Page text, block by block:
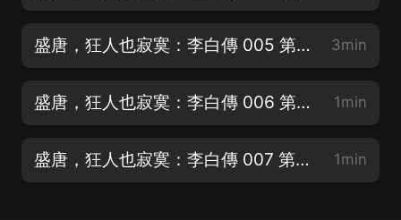
盛唐，狂人也寂寞：李白傳 005 第一章 （3）申義 3min
盛唐，狂人也寂寞：李白傳 006 第一章 （4）心里的秘密 1min
盛唐，狂人也寂寞：李白傳 007 第一章 （5）月下讀書 1min